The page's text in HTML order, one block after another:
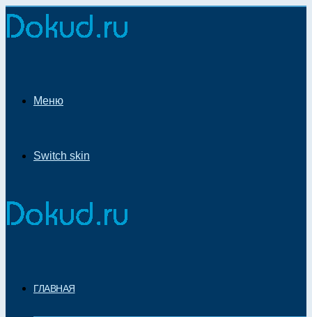
Меню
Switch skin
ГЛАВНАЯ